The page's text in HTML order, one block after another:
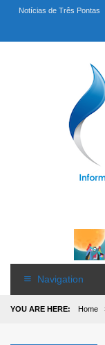
Notícias de Três Pontas
Navigation
YOU ARE HERE: Home